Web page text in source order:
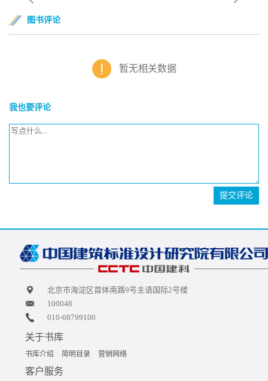
图书评论
暂无相关数据
我也要评论
提交评论
北京市海淀区首体南路9号主语国际2号楼
100048
010-68799100
关于书库
书库介绍 简明目录 营销网络
客户服务